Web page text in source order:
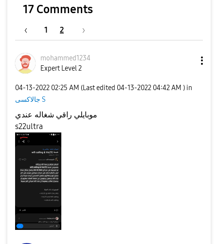
17 Comments
1 2
mohammed1234
Expert Level 2
‎04-13-2022 02:25 AM (Last edited ‎04-13-2022 04:42 AM ) in
جالاكسى S
موبايلي راقي شغاله عندي
s22ultra